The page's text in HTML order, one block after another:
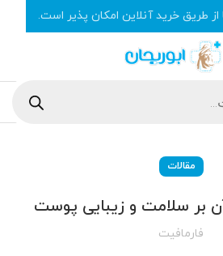
مقالات
بر سلامت و زیبایی پوست
فارمافیت
از طریق خرید آنلاین امکان پذیر است.